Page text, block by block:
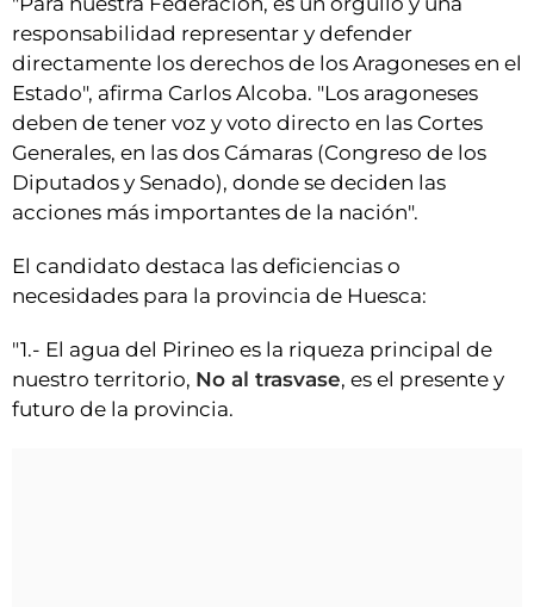
responsabilidad representar y defender
directamente los derechos de los Aragoneses en el
Estado", afirma Carlos Alcoba. "Los aragoneses
deben de tener voz y voto directo en las Cortes
Generales, en las dos Cámaras (Congreso de los
Diputados y Senado), donde se deciden las
acciones más importantes de la nación".
El candidato destaca las deficiencias o
necesidades para la provincia de Huesca:
"1.- El agua del Pirineo es la riqueza principal de
nuestro territorio, No al trasvase, es el presente y
futuro de la provincia.